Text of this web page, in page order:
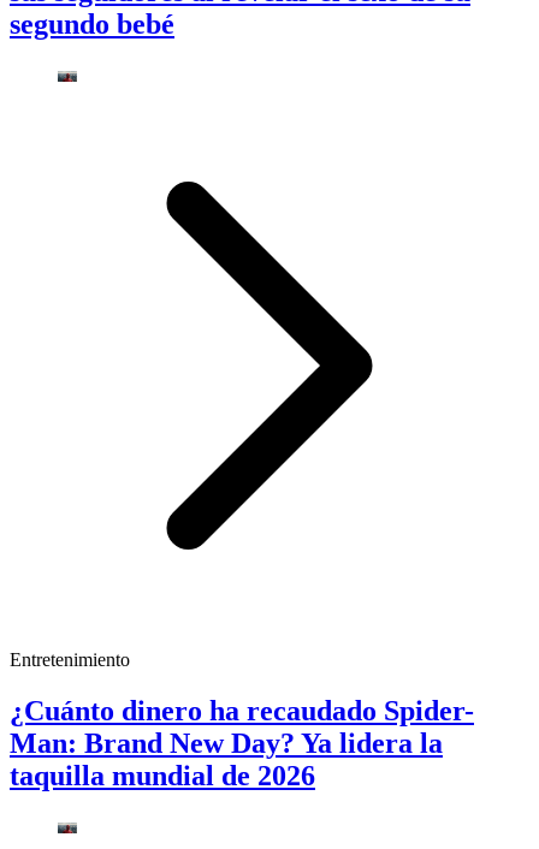
segundo bebé
Entretenimiento
¿Cuánto dinero ha recaudado Spider-
Man: Brand New Day? Ya lidera la
taquilla mundial de 2026